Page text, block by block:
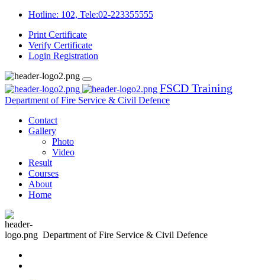
Hotline: 102, Tele:02-223355555
Print Certificate
Verify Certificate
Login Registration
FSCD Training
Department of Fire Service & Civil Defence
Contact
Gallery
Photo
Video
Result
Courses
About
Home
Department of Fire Service & Civil Defence